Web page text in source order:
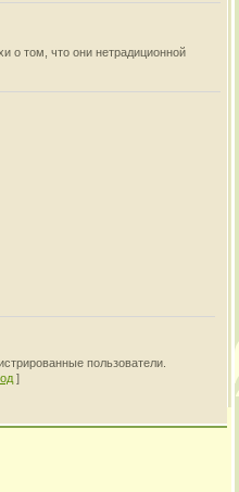
о том, что они нетрадиционной
пользователи.
]